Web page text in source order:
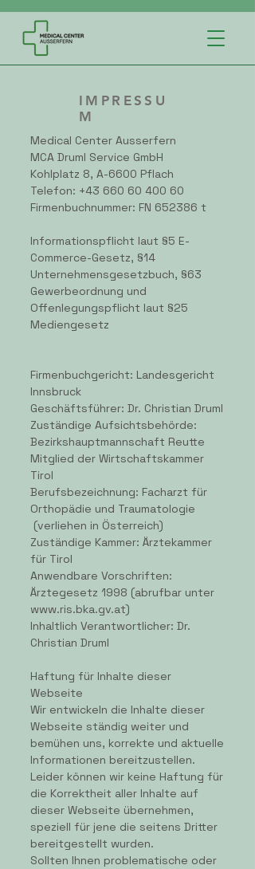
IMPRESSU
M
Medical Center Ausserfern
MCA Druml Service GmbH
Kohlplatz 8, A-6600 Pflach
Telefon: +43 660 60 400 60
Firmenbuchnummer: FN 652386 t
Informationspflicht laut §5 E-
Commerce-Gesetz, §14
Unternehmensgesetzbuch, §63
Gewerbeordnung und
Offenlegungspflicht laut §25
Mediengesetz
Firmenbuchgericht: Landesgericht
Innsbruck
Geschäftsführer: Dr. Christian Druml
Zuständige Aufsichtsbehörde:
Bezirkshauptmannschaft Reutte
Mitglied der Wirtschaftskammer
Tirol
Berufsbezeichnung: Facharzt für
Orthopädie und Traumatologie
(verliehen in Österreich)
Zuständige Kammer: Ärztekammer
für Tirol
Anwendbare Vorschriften:
Ärztegesetz 1998 (abrufbar unter
www.ris.bka.gv.at)
Inhaltlich Verantwortlicher: Dr.
Christian Druml
Haftung für Inhalte dieser
Webseite
Wir entwickeln die Inhalte dieser
Webseite ständig weiter und
bemühen uns, korrekte und aktuelle
Informationen bereitzustellen.
Leider können wir keine Haftung für
die Korrektheit aller Inhalte auf
dieser Webseite übernehmen,
speziell für jene die seitens Dritter
bereitgestellt wurden.
Sollten Ihnen problematische oder